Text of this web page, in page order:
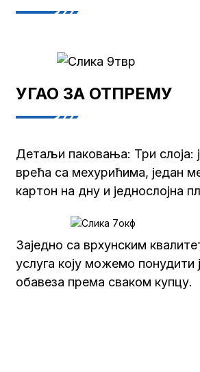
УГАО ЗА ОТПРЕМУ
Детаљи паковања: Три слоја:
врећа са мехурићима, један
картон на дну и једнослојна
Заједно са врхунским
услуга коју можемо понудити
обавеза према сваком купцу.